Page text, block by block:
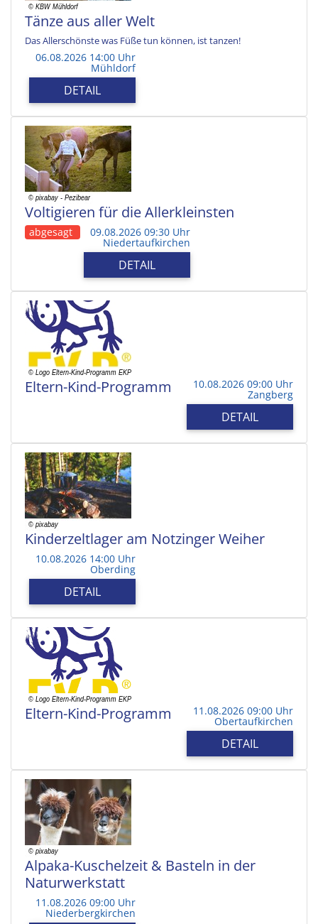
Tänze aus aller Welt
Das Allerschönste was Füße tun können, ist tanzen!
06.08.2026 14:00 Uhr
Mühldorf
DETAIL
Voltigieren für die Allerkleinsten
abgesagt 09.08.2026 09:30 Uhr
Niedertaufkirchen
DETAIL
Eltern-Kind-Programm 10.08.2026 09:00 Uhr
Zangberg
DETAIL
Kinderzeltlager am Notzinger Weiher
10.08.2026 14:00 Uhr
Oberding
DETAIL
Eltern-Kind-Programm 11.08.2026 09:00 Uhr
Obertaufkirchen
DETAIL
Alpaka-Kuschelzeit & Basteln in der
Naturwerkstatt
11.08.2026 09:00 Uhr
Niederbergkirchen